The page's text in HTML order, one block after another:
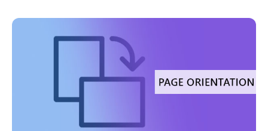
ボックスなど、さまざまな入力可能な要素を含めることができます。